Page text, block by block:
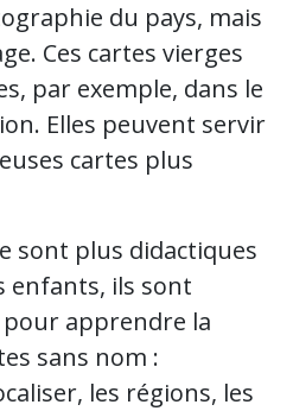
du pays, mais
Ces cartes vierges
par exemple, dans le
Elles peuvent servir
cartes plus
sont plus didactiques
enfants, ils sont
apprendre la
sans nom :
les régions, les